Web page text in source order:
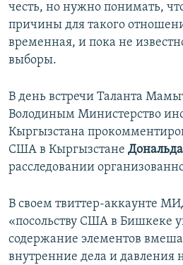
честь, но нужно понимать,
причины для такого
временная, и пока не
выборы.
В день встречи Таланта
Володиным Министерство
Кыргызстана
США в Кыргызстане
расследовании
В своем твиттер-аккаунте
«посольству США в Бишкеке
содержание элементов
внутренние дела и давления